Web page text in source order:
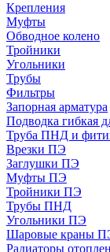
Крепления
Муфты
Обводное колено
Тройники
Угольники
Трубы
Фильтры
Запорная арматура
Подводка гибкая
Труба ПНД и
Врезки ПЭ
Заглушки ПЭ
Муфты ПЭ
Тройники ПЭ
Трубы ПНД
Угольники ПЭ
Шаровые краны
Радиаторы